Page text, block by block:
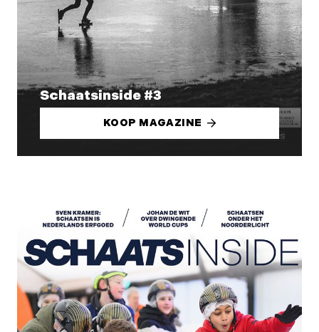
Schaatsinside #3
KOOP MAGAZINE